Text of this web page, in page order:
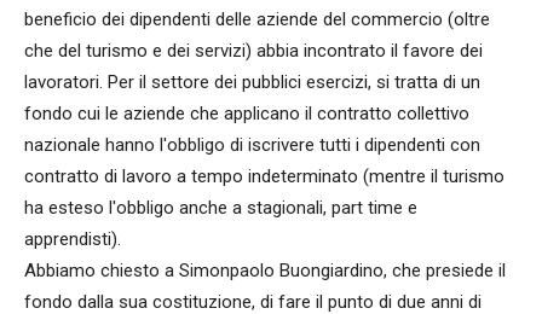
beneficio dei dipendenti delle aziende del commercio (oltre
che del turismo e dei servizi) abbia incontrato il favore dei
lavoratori. Per il settore dei pubblici esercizi, si tratta di un
fondo cui le aziende che applicano il contratto collettivo
nazionale hanno l'obbligo di iscrivere tutti i dipendenti con
contratto di lavoro a tempo indeterminato (mentre il turismo
ha esteso l'obbligo anche a stagionali, part time e
apprendisti).
Abbiamo chiesto a Simonpaolo Buongiardino, che presiede il
fondo dalla sua costituzione, di fare il punto di due anni di